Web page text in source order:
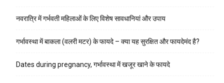
नवरात्रि में गर्भवती महिलाओं के लिए विशेष सावधानियां और उपाय
गर्भावस्था में बाकला (वलरी मटर) के फायदे – क्या यह सुरक्षित और फायदेमंद है?
Dates during pregnancy, गर्भावस्था में खजूर खाने के फायदे